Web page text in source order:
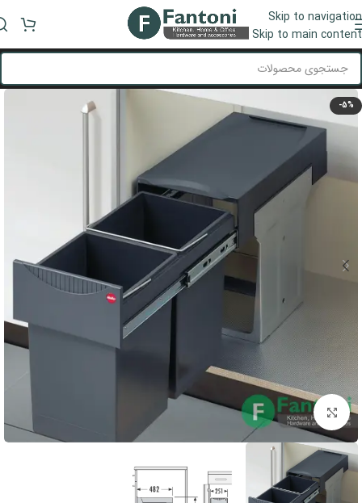
Skip to navigation
Skip to main content
منو
-5%
بزرگنمایی تصویر